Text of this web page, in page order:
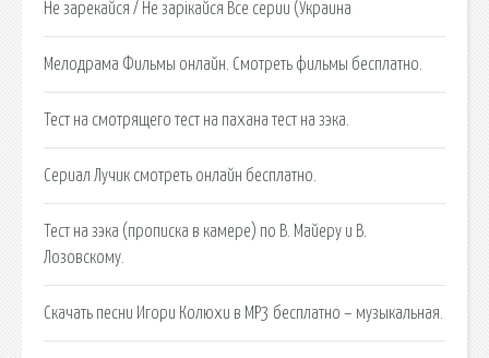
Не зарекайся / Не зарікайся Все серии (Украина
Мелодрама Фильмы онлайн. Смотреть фильмы бесплатно.
Тест на смотрящего тест на пахана тест на зэка.
Сериал Лучик смотреть онлайн бесплатно.
Тест на зэка (прописка в камере) по В. Майеру и В.
Лозовскому.
Скачать песни Игори Колюхи в MP3 бесплатно – музыкальная.